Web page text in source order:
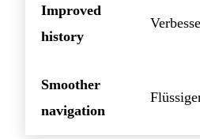
Improved
history
Smoother
navigation